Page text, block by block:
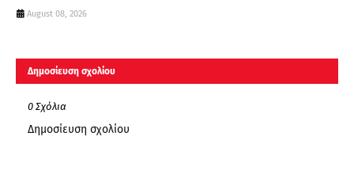
August 08, 2026
Δημοσίευση σχολίου
0 Σχόλια
Δημοσίευση σχολίου